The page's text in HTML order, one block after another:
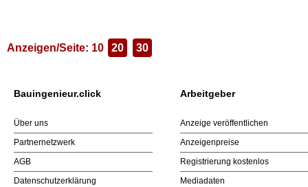
Anzeigen/Seite: 10 20 30
Bauingenieur.click Arbeitgeber
Über uns
Partnernetzwerk
AGB
Datenschutzerklärung
Anzeige veröffentlichen
Anzeigenpreise
Registrierung kostenlos
Mediadaten